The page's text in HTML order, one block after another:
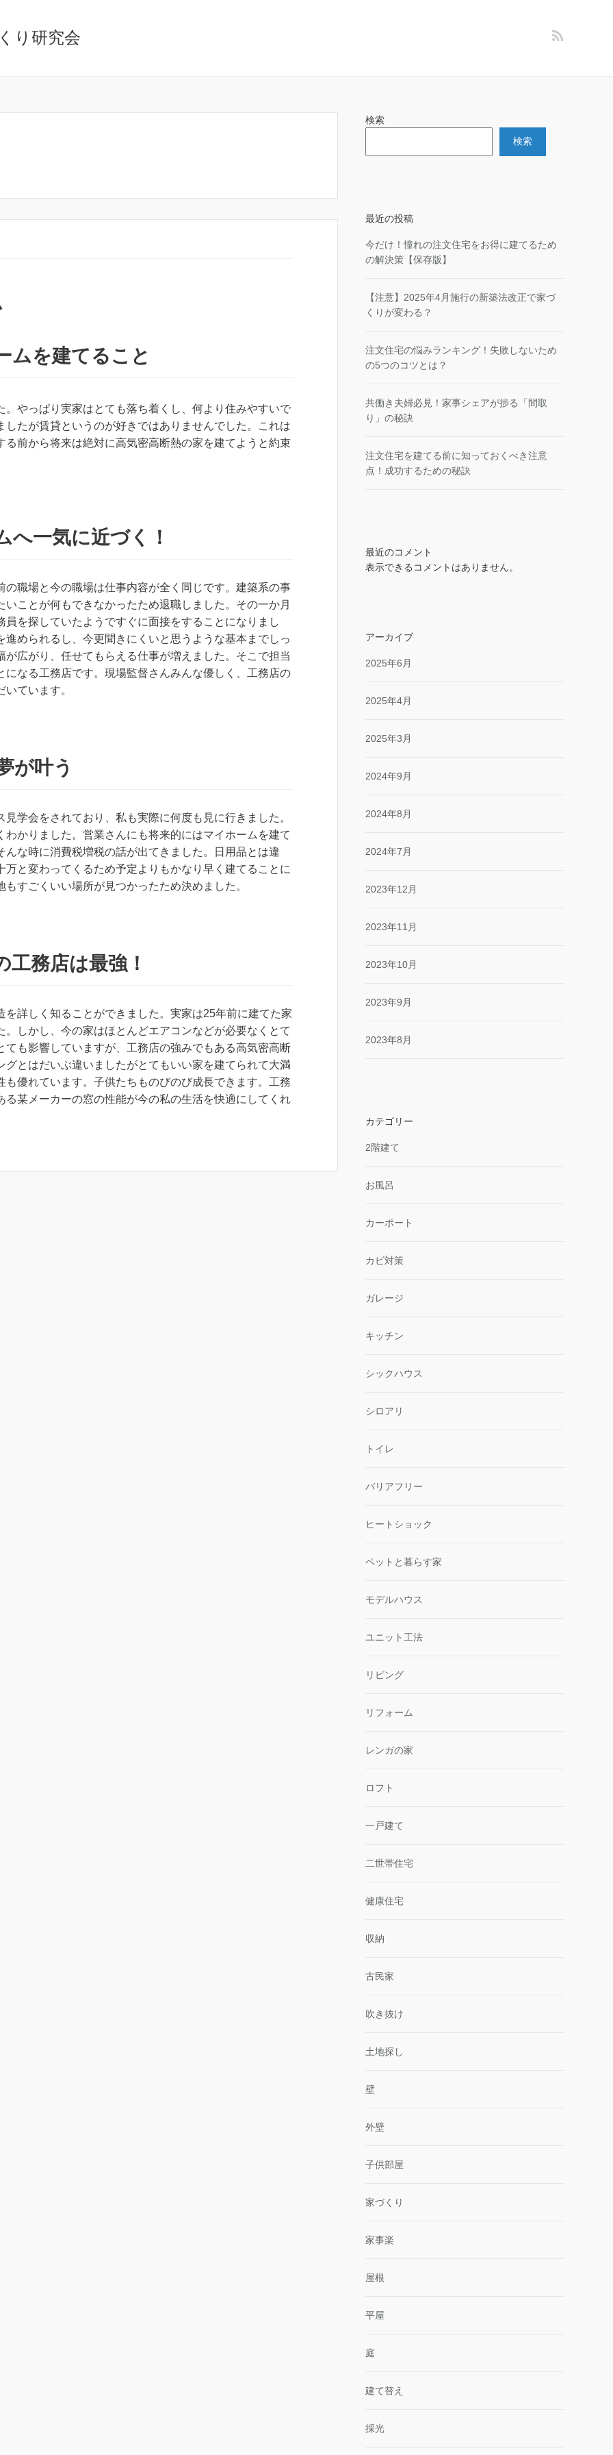
り研究会
ムを建てること
やっぱり実家はとても落ち着くし、何より住みやすいで
たが賃貸というのが好きではありませんでした。これは
前から将来は絶対に高気密高断熱の家を建てようと約束
へ一気に近づく！
職場と今の職場は仕事内容が全く同じです。建築系の事
ことが何もできなかったため退職しました。その一か月
を探していたようですぐに面接をすることになりまし
められるし、今更聞きにくいと思うような基本までしっ
広がり、任せてもらえる仕事が増えました。そこで担当
なる工務店です。現場監督さんみんな優しく、工務店の
ています。
が叶う
学会をされており、私も実際に何度も見に行きました。
かりました。営業さんにも将来的にはマイホームを建て
な時に消費税増税の話が出てきました。日用品とは違
と変わってくるため予定よりもかなり早く建てることに
すごくいい場所が見つかったため決めました。
務店は最強！
詳しく知ることができました。実家は25年前に建てた家
しかし、今の家はほとんどエアコンなどが必要なくとて
ても影響していますが、工務店の強みでもある高気密高断
とはだいぶ違いましたがとてもいい家を建てられて大満
優れています。子供たちものびのび成長できます。工務
某メーカーの窓の性能が今の私の生活を快適にしてくれ
検索
検索
最近の投稿
今だけ！憧れの注文住宅をお得に建てるため
の解決策【保存版】
【注意】2025年4月施行の新築法改正で家づ
くりが変わる？
注文住宅の悩みランキング！失敗しないため
の5つのコツとは？
共働き夫婦必見！家事シェアが捗る「間取
り」の秘訣
注文住宅を建てる前に知っておくべき注意
点！成功するための秘訣
最近のコメント
表示できるコメントはありません。
アーカイブ
2025年6月
2025年4月
2025年3月
2024年9月
2024年8月
2024年7月
2023年12月
2023年11月
2023年10月
2023年9月
2023年8月
カテゴリー
2階建て
お風呂
カーポート
カビ対策
ガレージ
キッチン
シックハウス
シロアリ
トイレ
バリアフリー
ヒートショック
ペットと暮らす家
モデルハウス
ユニット工法
リビング
リフォーム
レンガの家
ロフト
一戸建て
二世帯住宅
健康住宅
収納
古民家
吹き抜け
土地探し
壁
外壁
子供部屋
家づくり
家事楽
屋根
平屋
庭
建て替え
採光